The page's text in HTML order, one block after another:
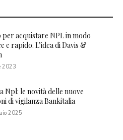
per acquistare NPL in modo
e rapido. L’idea di Davis &
2023
Npl: le novità delle nuove
di vigilanza Bankitalia
2025